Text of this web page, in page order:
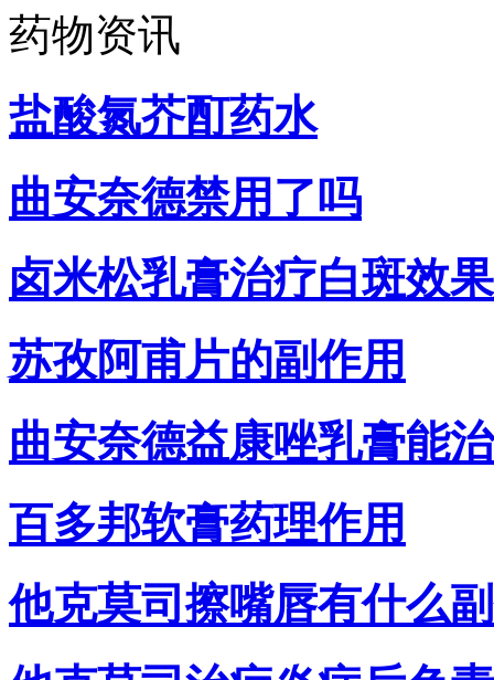
药物资讯
盐酸氮芥酊药水
曲安奈德禁用了吗
卤米松乳膏治疗白斑效
苏孜阿甫片的副作用
曲安奈德益康唑乳膏能
百多邦软膏药理作用
他克莫司擦嘴唇有什么